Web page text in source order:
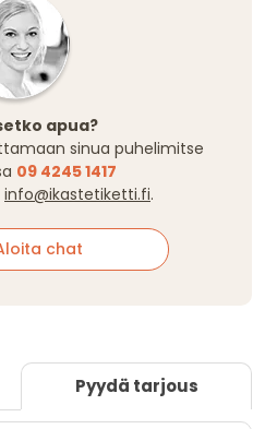
apua?
sinua puhelimitse
09 4245 1417
info@ikastetiketti.fi.
chat
Pyydä tarjous